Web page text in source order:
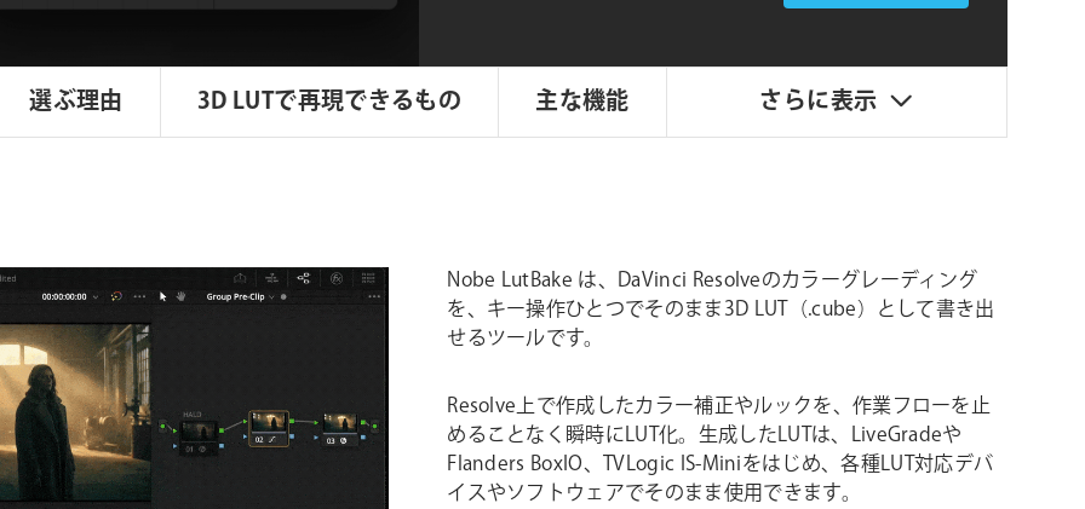
選ぶ理由 3D LUTで再現できるもの 主な機能 さらに表示
Nobe LutBake は、DaVinci Resolveのカラーグレーディング
を、キー操作ひとつでそのまま3D LUT（.cube）として書き出
せるツールです。
Resolve上で作成したカラー補正やルックを、作業フローを止
めることなく瞬時にLUT化。生成したLUTは、LiveGradeや
Flanders BoxIO、TVLogic IS-Miniをはじめ、各種LUT対応デバ
イスやソフトウェアでそのまま使用できます。